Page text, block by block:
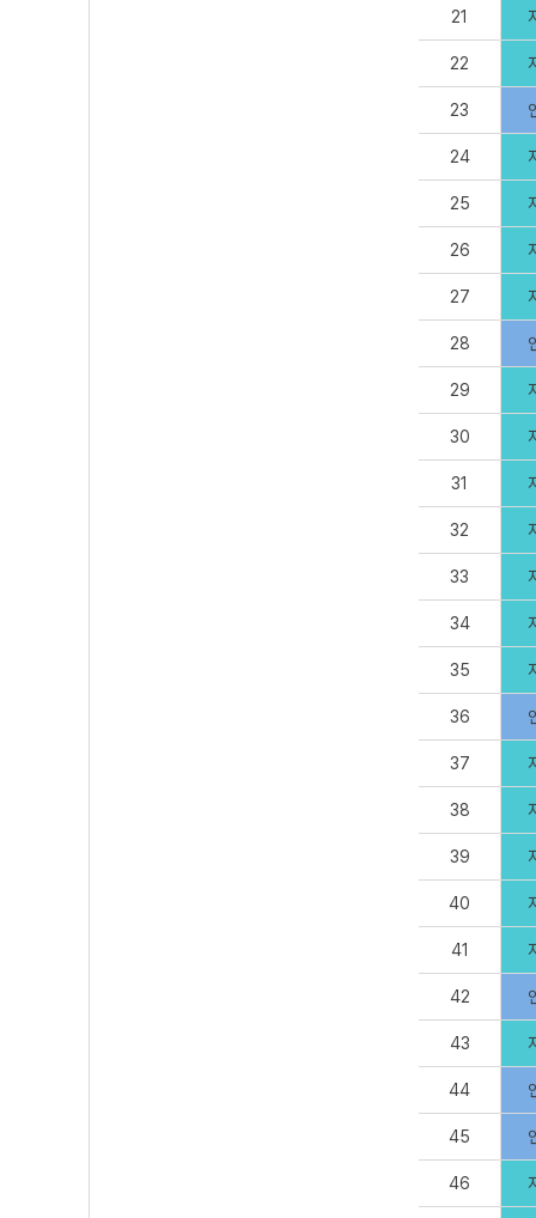
21
22
23
24
25
26
27
28
29
30
31
32
33
34
35
36
37
38
39
40
41
42
43
44
45
46